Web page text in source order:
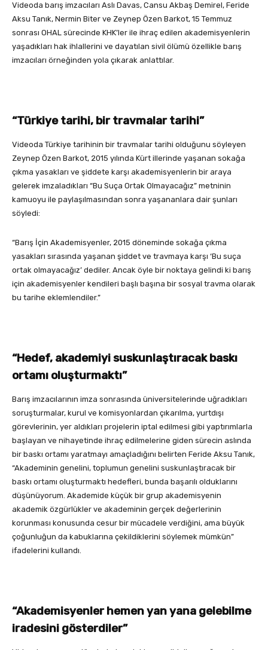
Videoda barış imzacıları Aslı Davas, Cansu Akbaş Demirel, Feride
Aksu Tanık, Nermin Biter ve Zeynep Özen Barkot, 15 Temmuz
sonrası OHAL sürecinde KHK’ler ile ihraç edilen akademisyenlerin
yaşadıkları hak ihlallerini ve dayatılan sivil ölümü özellikle barış
imzacıları örneğinden yola çıkarak anlattılar.
“Türkiye tarihi, bir travmalar tarihi”
Videoda Türkiye tarihinin bir travmalar tarihi olduğunu söyleyen
Zeynep Özen Barkot, 2015 yılında Kürt illerinde yaşanan sokağa
çıkma yasakları ve şiddete karşı akademisyenlerin bir araya
gelerek imzaladıkları “Bu Suça Ortak Olmayacağız” metninin
kamuoyu ile paylaşılmasından sonra yaşananlara dair şunları
söyledi:
“Barış İçin Akademisyenler, 2015 döneminde sokağa çıkma
yasakları sırasında yaşanan şiddet ve travmaya karşı ‘Bu suça
ortak olmayacağız’ dediler. Ancak öyle bir noktaya gelindi ki barış
için akademisyenler kendileri başlı başına bir sosyal travma olarak
bu tarihe eklemlendiler.”
“Hedef, akademiyi suskunlaştıracak baskı
ortamı oluşturmaktı”
Barış imzacılarının imza sonrasında üniversitelerinde uğradıkları
soruşturmalar, kurul ve komisyonlardan çıkarılma, yurtdışı
görevlerinin, yer aldıkları projelerin iptal edilmesi gibi yaptırımlarla
başlayan ve nihayetinde ihraç edilmelerine giden sürecin aslında
bir baskı ortamı yaratmayı amaçladığını belirten Feride Aksu Tanık,
“Akademinin genelini, toplumun genelini suskunlaştıracak bir
baskı ortamı oluşturmaktı hedefleri, bunda başarılı olduklarını
düşünüyorum. Akademide küçük bir grup akademisyenin
akademik özgürlükler ve akademinin gerçek değerlerinin
korunması konusunda cesur bir mücadele verdiğini, ama büyük
çoğunluğun da kabuklarına çekildiklerini söylemek mümkün”
ifadelerini kullandı.
“Akademisyenler hemen yan yana gelebilme
iradesini gösterdiler”